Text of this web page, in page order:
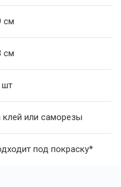
см
см
шт
клей или саморезы
под покраску*